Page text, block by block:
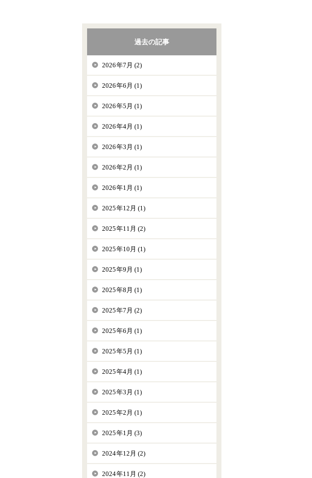
過去の記事
2026年7月 (2)
2026年6月 (1)
2026年5月 (1)
2026年4月 (1)
2026年3月 (1)
2026年2月 (1)
2026年1月 (1)
2025年12月 (1)
2025年11月 (2)
2025年10月 (1)
2025年9月 (1)
2025年8月 (1)
2025年7月 (2)
2025年6月 (1)
2025年5月 (1)
2025年4月 (1)
2025年3月 (1)
2025年2月 (1)
2025年1月 (3)
2024年12月 (2)
2024年11月 (2)